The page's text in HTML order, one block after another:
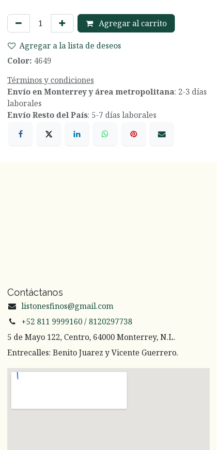
Agregar al carrito
Agregar a la lista de deseos
Color: 4649
Términos y condiciones
Envío en Monterrey y área metropolitana: 2-3 días
laborales
Envío Resto del País: 5-7 días laborales
Contáctanos
listonesfinos@gmail.com
+52 811 9999160 / 8120297738
5 de Mayo 122, Centro, 64000 Monterrey, N.L.
Entrecalles: Benito Juarez y Vicente Guerrero.